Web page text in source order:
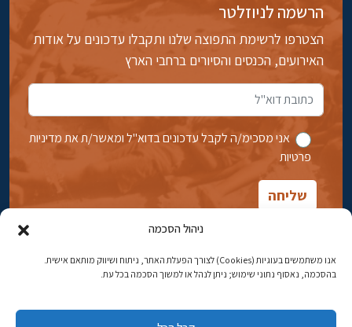
ניהול הסכמה
אנו משתמשים בעוגיות (Cookies) לצורך הפעלת האתר, ניתוח ושיווק מותאם אישית.
בהסכמה, נאסוף נתוני שימוש; ניתן לנהל או למשוך הסכמה בכל עת.
הרשמה לניוזלטר
הצטרפו לרשימת התפוצה שלנו ותקבלו עדכונים על אודות
האירועים, הכנסים והסיורים ברחבי הארץ
אני מסכימ/ה לקבל עדכונים בדוא''ל ומאשר/ת את מדיניות
פרטיות
אבן גבירול 14, רחביה, ירושלים
טלפון:02-5398869